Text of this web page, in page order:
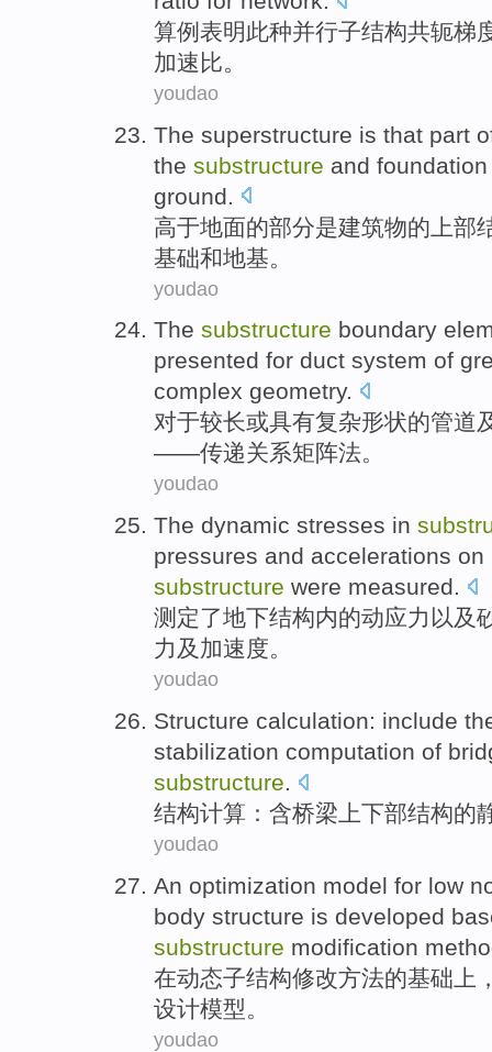
算例 表明此种并行子结构共轭梯
加速 比。
youdao
The superstructure is that part
the substructure and foundation
ground.
高于地面的部分是建筑物的 上部
基础和地基 。
youdao
The substructure boundary
presented for duct system of
complex geometry.
对于较长或具有复杂形状的管道
——传递关系矩阵法。
youdao
The dynamic stresses in
pressures and accelerations on
substructure were measured.
测定了地下结构内的动应力 以及
力 及 加速度。
youdao
Structure calculation: include
stabilization computation of
substructure.
结构计算 ： 含桥梁 上下部结构的
youdao
An optimization model for low
body structure is developed
substructure modification
在动态子结构修改方法的基础 上
设计模型。
youdao